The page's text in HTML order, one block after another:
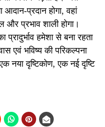
प्रदान होगा, वहां
और प्रभाव शाली होगा।
हमेशा से बना रहता
एवं भविष्य की परिकल्पना
नया दृष्टिकोण, एक नई दृष्टि